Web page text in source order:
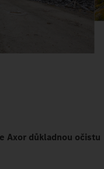
Axor důkladnou očistu